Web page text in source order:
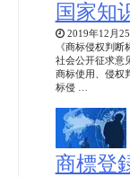
国家知
2019年12月
《商标侵权判
社会公开征求
商标使用、侵权
标侵 …
商標登